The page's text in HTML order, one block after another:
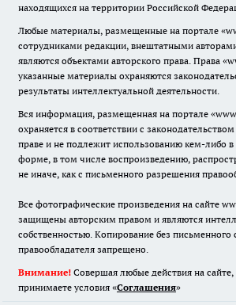
находящихся на территории Российской
Любые материалы, размещенные на портале
сотрудниками редакции, внештатными
являются объектами авторского права. Права
указанные материалы охраняются
результаты интеллектуальной деятельности.
Вся информация, размещенная на портале
охраняется в соответствии с
праве и не подлежит использованию кем-либо
форме, в том числе воспроизведению,
не иначе, как с письменного разрешения
Все фотографические произведения на сайте
защищены авторским правом и являются
собственностью. Копирование без письменного
правообладателя запрещено.
Внимание! Совершая любые действия на
принимаете условия «Cоглашения»